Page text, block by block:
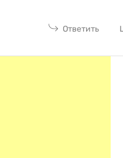
Ответить